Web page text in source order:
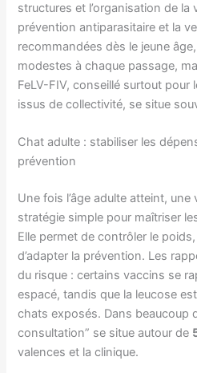
structures et l’organisation de la
prévention antiparasitaire et la
recommandées dès le jeune
modestes à chaque passage,
FeLV-FIV, conseillé surtout
issus de collectivité, se situe
Chat adulte : stabiliser les
prévention
Une fois l’âge adulte atteint,
stratégie simple pour maîtriser
Elle permet de contrôler le
d’adapter la prévention. Les
du risque : certains vaccins se
espacé, tandis que la leucose
chats exposés. Dans beaucoup
consultation” se situe autour de
valences et la clinique.